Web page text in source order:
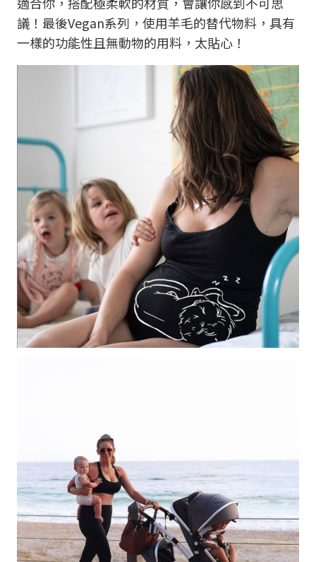
議！最後Vegan系列，使用羊毛的替代物料，具有
一樣的功能性且無動物的用料，太貼心！